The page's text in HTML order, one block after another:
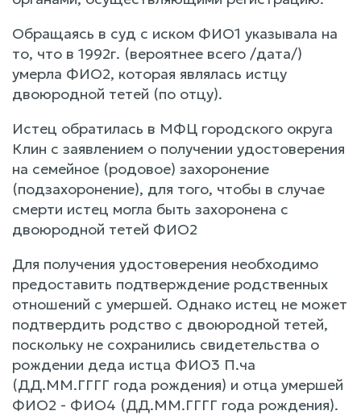
Обращаясь в суд с иском ФИО1 указывала на
то, что в 1992г. (вероятнее всего /дата/)
умерла ФИО2, которая являлась истцу
двоюродной тетей (по отцу).
Истец обратилась в МФЦ городского округа
Клин с заявлением о получении удостоверения
на семейное (родовое) захоронение
(подзахоронение), для того, чтобы в случае
смерти истец могла быть захоронена с
двоюродной тетей ФИО2
Для получения удостоверения необходимо
предоставить подтверждение родственных
отношений с умершей. Однако истец не может
подтвердить родство с двоюродной тетей,
поскольку не сохранились свидетельства о
рождении деда истца ФИО3 П.ча
(ДД.ММ.ГГГГ года рождения) и отца умершей
ФИО2 - ФИО4 (ДД.ММ.ГГГГ года рождения).